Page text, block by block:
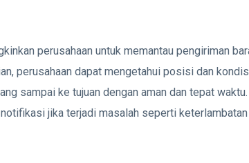
perusahaan untuk memantau pengiriman
perusahaan dapat mengetahui posisi dan
sampai ke tujuan dengan aman dan tepat waktu.
jika terjadi masalah seperti keterlambatan